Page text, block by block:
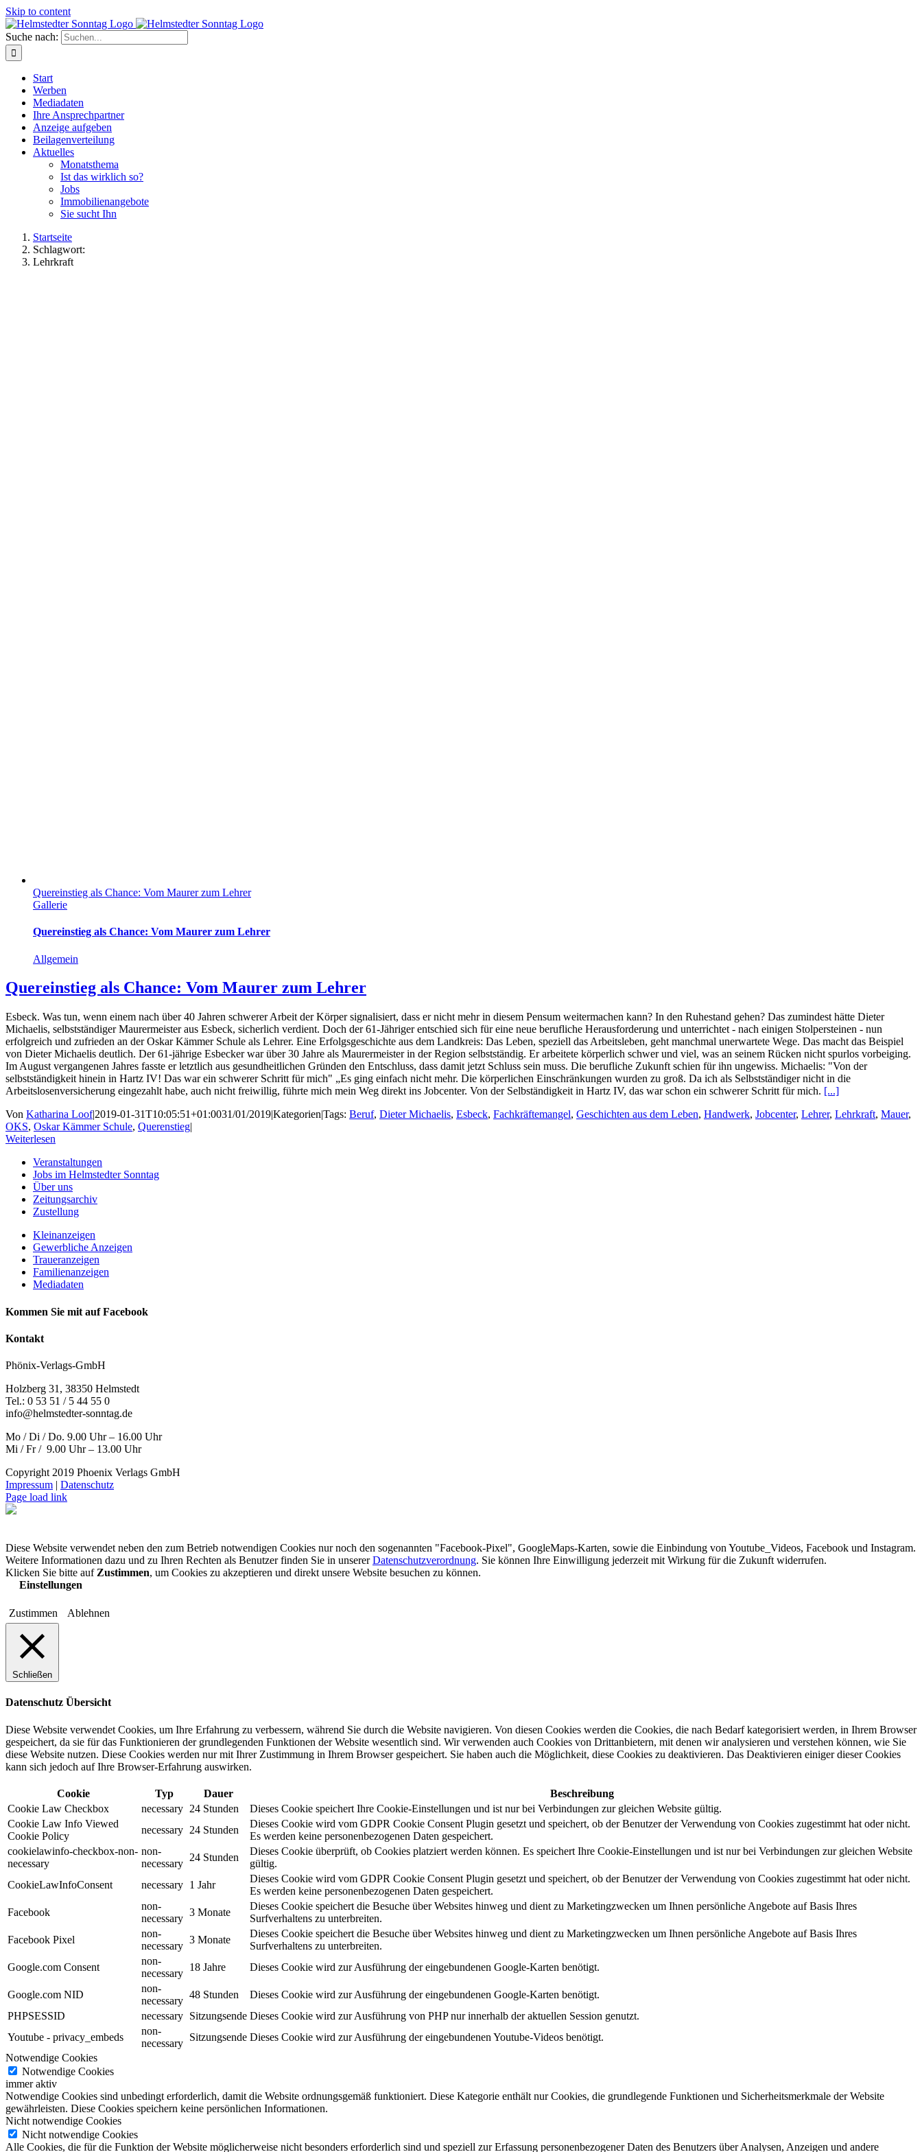
Skip to content
Suche nach:
Start
Werben
Mediadaten
Ihre Ansprechpartner
Anzeige aufgeben
Beilagenverteilung
Aktuelles
Monatsthema
Ist das wirklich so?
Jobs
Immobilienangebote
Sie sucht Ihn
Startseite
Schlagwort:
Lehrkraft
Quereinstieg als Chance: Vom Maurer zum Lehrer
Gallerie
Quereinstieg als Chance: Vom Maurer zum Lehrer
Allgemein
Quereinstieg als Chance: Vom Maurer zum Lehrer
Esbeck. Was tun, wenn einem nach über 40 Jahren schwerer Arbeit der Körper signalisiert, dass er nicht mehr in diesem Pensum weitermachen kann? In den Ruhestand gehen? Das zumindest hätte Dieter
Michaelis, selbstständiger Maurermeister aus Esbeck, sicherlich verdient. Doch der 61-Jähriger entschied sich für eine neue berufliche Herausforderung und unterrichtet - nach einigen Stolpersteinen - nun
erfolgreich und zufrieden an der Oskar Kämmer Schule als Lehrer. Eine Erfolgsgeschichte aus dem Landkreis: Das Leben, speziell das Arbeitsleben, geht manchmal unerwartete Wege. Das macht das Beispiel
von Dieter Michaelis deutlich. Der 61-jährige Esbecker war über 30 Jahre als Maurermeister in der Region selbstständig. Er arbeitete körperlich schwer und viel, was an seinem Rücken nicht spurlos vorbeiging.
Im August vergangenen Jahres fasste er letztlich aus gesundheitlichen Gründen den Entschluss, dass damit jetzt Schluss sein muss. Die berufliche Zukunft schien für ihn ungewiss. Michaelis: "Von der
selbstständigkeit hinein in Hartz IV! Das war ein schwerer Schritt für mich" „Es ging einfach nicht mehr. Die körperlichen Einschränkungen wurden zu groß. Da ich als Selbstständiger nicht in die
Arbeitslosenversicherung eingezahlt habe, auch nicht freiwillig, führte mich mein Weg direkt ins Jobcenter. Von der Selbständigkeit in Hartz IV, das war schon ein schwerer Schritt für mich. [...]
Von Katharina Loof|2019-01-31T10:05:51+01:0031/01/2019|Kategorien|Tags: Beruf, Dieter Michaelis, Esbeck, Fachkräftemangel, Geschichten aus dem Leben, Handwerk, Jobcenter, Lehrer, Lehrkraft, Mauer,
OKS, Oskar Kämmer Schule, Querenstieg|
Weiterlesen
Veranstaltungen
Jobs im Helmstedter Sonntag
Über uns
Zeitungsarchiv
Zustellung
Kleinanzeigen
Gewerbliche Anzeigen
Traueranzeigen
Familienanzeigen
Mediadaten
Kommen Sie mit auf Facebook
Kontakt
Phönix-Verlags-GmbH
Holzberg 31, 38350 Helmstedt
Tel.: 0 53 51 / 5 44 55 0
info@helmstedter-sonntag.de
Mo / Di / Do. 9.00 Uhr – 16.00 Uhr
Mi / Fr / 9.00 Uhr – 13.00 Uhr
Copyright 2019 Phoenix Verlags GmbH
Impressum | Datenschutz
Page load link
Diese Website verwendet neben den zum Betrieb notwendigen Cookies nur noch den sogenannten "Facebook-Pixel", GoogleMaps-Karten, sowie die Einbindung von Youtube_Videos, Facebook und Instagram.
Weitere Informationen dazu und zu Ihren Rechten als Benutzer finden Sie in unsererDatenschutzverordnung. Sie können Ihre Einwilligung jederzeit mit Wirkung für die Zukunft widerrufen.
Klicken Sie bitte auf Zustimmen, um Cookies zu akzeptieren und direkt unsere Website besuchen zu können.
Einstellungen
Zustimmen Ablehnen
Schließen
Datenschutz Übersicht
Diese Website verwendet Cookies, um Ihre Erfahrung zu verbessern, während Sie durch die Website navigieren. Von diesen Cookies werden die Cookies, die nach Bedarf kategorisiert werden, in Ihrem Browser
gespeichert, da sie für das Funktionieren der grundlegenden Funktionen der Website wesentlich sind. Wir verwenden auch Cookies von Drittanbietern, mit denen wir analysieren und verstehen können, wie Sie
diese Website nutzen. Diese Cookies werden nur mit Ihrer Zustimmung in Ihrem Browser gespeichert. Sie haben auch die Möglichkeit, diese Cookies zu deaktivieren. Das Deaktivieren einiger dieser Cookies
kann sich jedoch auf Ihre Browser-Erfahrung auswirken.
Cookie Typ Dauer
Beschreibung
Cookie Law Checkbox
necessary 24 Stunden
Dieses Cookie speichert Ihre Cookie-Einstellungen und ist nur bei Verbindungen zur gleichen Website gültig.
Cookie Law Info Viewed
Cookie Policy
necessary 24 Stunden
Dieses Cookie wird vom GDPR Cookie Consent Plugin gesetzt und speichert, ob der Benutzer der Verwendung von Cookies zugestimmt hat oder nicht.
Es werden keine personenbezogenen Daten gespeichert.
cookielawinfo-checkbox-non-
necessary
non-
necessary
24 Stunden
Dieses Cookie überprüft, ob Cookies platziert werden können. Es speichert Ihre Cookie-Einstellungen und ist nur bei Verbindungen zur gleichen Website
gültig.
CookieLawInfoConsent
necessary 1 Jahr
Dieses Cookie wird vom GDPR Cookie Consent Plugin gesetzt und speichert, ob der Benutzer der Verwendung von Cookies zugestimmt hat oder nicht.
Es werden keine personenbezogenen Daten gespeichert.
Facebook
non-
necessary
3 Monate
Dieses Cookie speichert die Besuche über Websites hinweg und dient zu Marketingzwecken um Ihnen persönliche Angebote auf Basis Ihres
Surfverhaltens zu unterbreiten.
Facebook Pixel
non-
necessary
3 Monate
Dieses Cookie speichert die Besuche über Websites hinweg und dient zu Marketingzwecken um Ihnen persönliche Angebote auf Basis Ihres
Surfverhaltens zu unterbreiten.
Google.com Consent
non-
necessary
18 Jahre Dieses Cookie wird zur Ausführung der eingebundenen Google-Karten benötigt.
Google.com NID
non-
necessary
48 Stunden
Dieses Cookie wird zur Ausführung der eingebundenen Google-Karten benötigt.
PHPSESSID
necessary Sitzungsende Dieses Cookie wird zur Ausführung von PHP nur innerhalb der aktuellen Session genutzt.
Youtube - privacy_embeds
non-
necessary
Sitzungsende Dieses Cookie wird zur Ausführung der eingebundenen Youtube-Videos benötigt.
Notwendige Cookies
Notwendige Cookies
immer aktiv
Notwendige Cookies sind unbedingt erforderlich, damit die Website ordnungsgemäß funktioniert. Diese Kategorie enthält nur Cookies, die grundlegende Funktionen und Sicherheitsmerkmale der Website
gewährleisten. Diese Cookies speichern keine persönlichen Informationen.
Nicht notwendige Cookies
Nicht notwendige Cookies
Alle Cookies, die für die Funktion der Website möglicherweise nicht besonders erforderlich sind und speziell zur Erfassung personenbezogener Daten des Benutzers über Analysen, Anzeigen und andere